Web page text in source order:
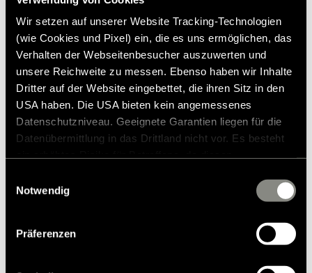
Wir setzen auf unserer Website Tracking-Technologien
(wie Cookies und Pixel) ein, die es uns ermöglichen, das
Verhalten der Webseitenbesucher auszuwerten und
unsere Reichweite zu messen. Ebenso haben wir Inhalte
Dritter auf der Website eingebettet, die ihren Sitz in den
USA haben. Die USA bieten kein angemessenes
Datenschutzniveau. Geeignete Garantien liegen für die
Datenübermittlung in das Drittland nicht vor. Es besteht
zustehen. Eingesetzte Dienstleister können Daten für
zusammenführen. Weitere Informationen finden Sie in
unsererDatenschutzerklärung
. Akzeptieren Sie oder
Notwendig
Präferenzen
Housse siège du pilote beige